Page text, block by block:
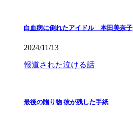
白血病に倒れたアイドル 本田美奈子
2024/11/13
報道された泣ける話
最後の贈り物 彼が残した手紙